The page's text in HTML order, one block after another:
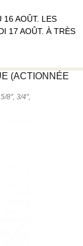
16 AOÛT. LES
17 AOÛT. À TRÈS
(ACTIONNÉE
8", 3/4",